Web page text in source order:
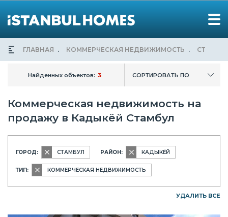
ГЛАВНАЯ КОММЕРЧЕСКАЯ НЕДВИЖИМОСТЬ СТАМБУЛ
Найденных объектов: 3 СОРТИРОВАТЬ ПО
Коммерческая недвижимость на
продажу в Кадыкёй Стамбул
ГОРОД: СТАМБУЛ РАЙОН: КАДЫКЁЙ
ТИП: КОММЕРЧЕСКАЯ НЕДВИЖИМОСТЬ
УДАЛИТЬ ВСЕ